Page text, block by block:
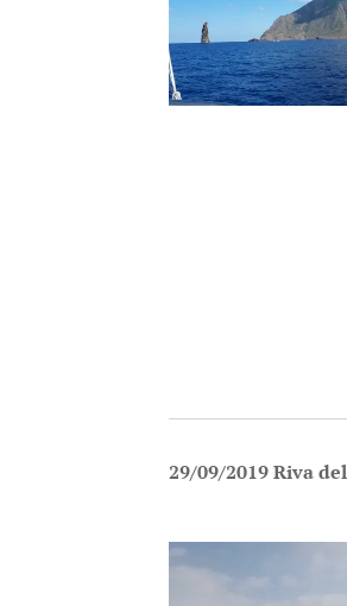
29/09/2019 Riva